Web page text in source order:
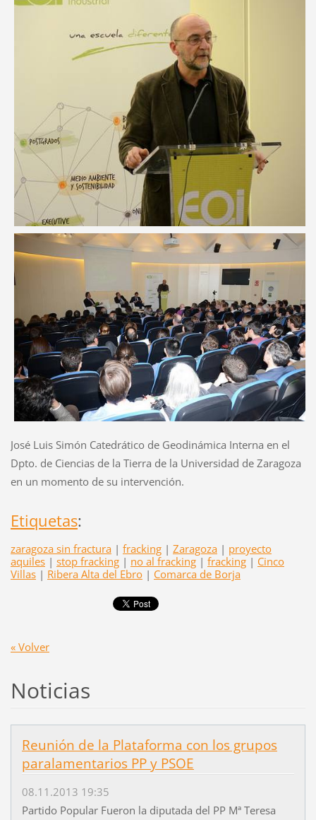
José Luis Simón Catedrático de Geodinámica Interna en el
Dpto. de Ciencias de la Tierra de la Universidad de Zaragoza
en un momento de su intervención.
Etiquetas:
zaragoza sin fractura | fracking | Zaragoza | proyecto
aquiles | stop fracking | no al fracking | fracking | Cinco
Villas | Ribera Alta del Ebro | Comarca de Borja
« Volver
Noticias
Reunión de la Plataforma con los grupos
paralamentarios PP y PSOE
08.11.2013 19:35
Partido Popular Fueron la diputada del PP Mª Teresa